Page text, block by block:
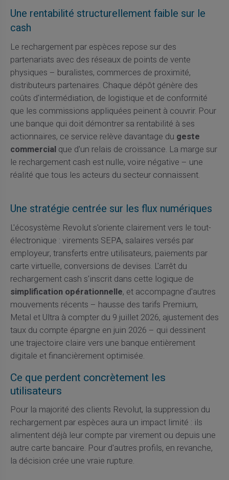
Une rentabilité structurellement faible sur le
cash
Le rechargement par espèces repose sur des
partenariats avec des réseaux de points de vente
physiques – buralistes, commerces de proximité,
distributeurs partenaires. Chaque dépôt génère des
coûts d'intermédiation, de logistique et de conformité
que les commissions appliquées peinent à couvrir. Pour
une banque qui doit démontrer sa rentabilité à ses
actionnaires, ce service relève davantage du geste
commercialque d'un relais de croissance. La marge sur
le rechargement cash est nulle, voire négative – une
réalité que tous les acteurs du secteur connaissent.
Une stratégie centrée sur les flux numériques
L'écosystème Revolut s'oriente clairement vers le tout-
électronique : virements SEPA, salaires versés par
employeur, transferts entre utilisateurs, paiements par
carte virtuelle, conversions de devises. L'arrêt du
rechargement cash s'inscrit dans cette logique de
simplification opérationnelle, et accompagne d'autres
mouvements récents – hausse des tarifs Premium,
Metal et Ultra à compter du 9 juillet 2026, ajustement des
taux du compte épargne en juin 2026 – qui dessinent
une trajectoire claire vers une banque entièrement
digitale et financièrement optimisée.
Ce que perdent concrètement les
utilisateurs
Pour la majorité des clients Revolut, la suppression du
rechargement par espèces aura un impact limité : ils
alimentent déjà leur compte par virement ou depuis une
autre carte bancaire. Pour d'autres profils, en revanche,
la décision crée une vraie rupture.